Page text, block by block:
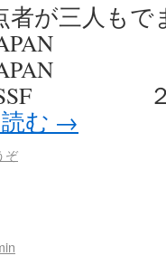
者が三人も
２５
２５
５満
む →
ぞ